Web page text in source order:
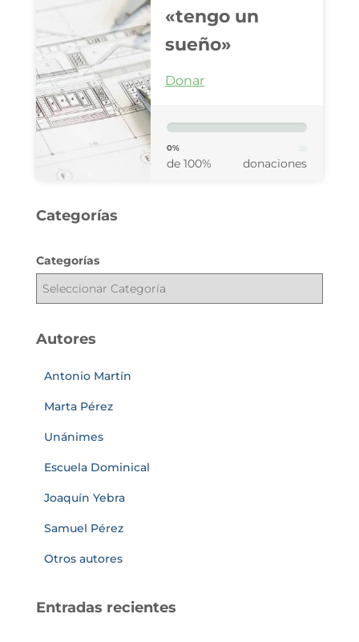
«tengo un
sueño»
Donar
0%
de 100% donaciones
Categorías
Categorías
Autores
Antonio Martín
Marta Pérez
Unánimes
Escuela Dominical
Joaquín Yebra
Samuel Pérez
Otros autores
Entradas recientes